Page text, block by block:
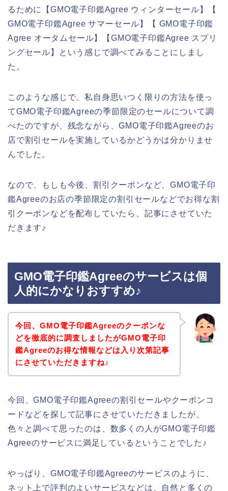
るために【GMO電子印鑑Agree ウィンターセール】【
GMO電子印鑑Agree サマーセール】【 GMO電子印鑑
Agree オータムセール】【GMO電子印鑑Agree スプリ
ングセール】という感じで調べてみることにしまし
た。
このような感じで、私自身思いつく限りの方法を使っ
てGMO電子印鑑Agreeの季節限定のセールについて調
べたのですが、残念ながら、GMO電子印鑑Agreeのお
店で割引セールを実施しているかどうかは分かりませ
んでした。
なので、もしも今後、割引クーポンなど、GMO電子印
鑑Agreeのお店の季節限定の割引セールなどでお得な割
引クーポンなどを配布していたら、記事にさせていた
だきます♪
GMO電子印鑑Agreeのサービスは個
人的にかなりおすすめ♪
今回、GMO電子印鑑Agreeのクーポンな
どを徹底的に調査しましたがGMO電子印
鑑Agreeのお得な情報などは入り次第記事
にさせていただきますね♪
今回、GMO電子印鑑Agreeの割引セールやクーポンコ
ードなどを探して記事にさせていただきましたが、
色々と調べて思ったのは、数多くの人がGMO電子印鑑
Agreeのサービスに満足しているということでした♪
やっぱり、GMO電子印鑑Agreeのサービスのように、
ネット上で評判のよいサービスなどは、自然と多くの